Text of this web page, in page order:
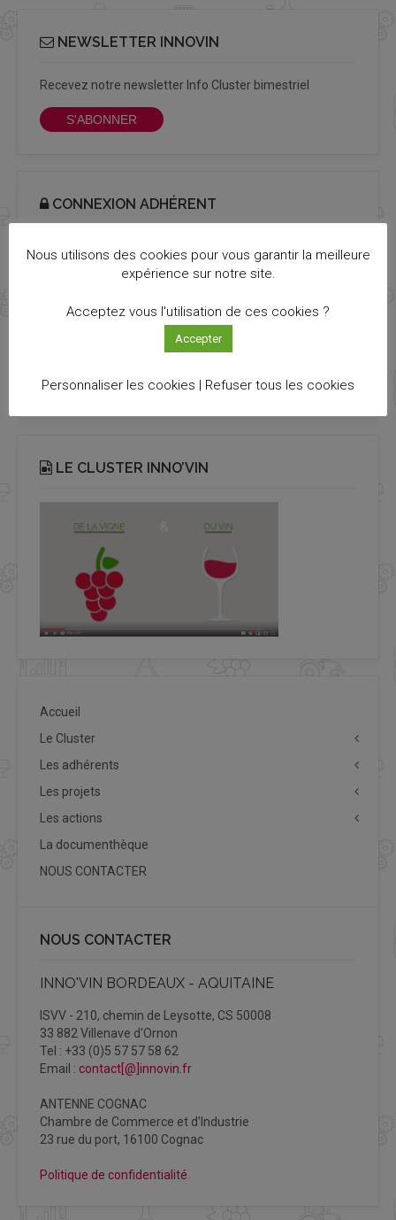
NEWSLETTER INNOVIN
Recevez notre newsletter Info Cluster bimestriel
S'ABONNER
CONNEXION ADHÉRENT
Password out
LE CLUSTER INNO’VIN
Accueil
Le Cluster
Les adhérents
Les projets
Les actions
La documenthèque
NOUS CONTACTER
NOUS CONTACTER
INNO'VIN BORDEAUX - AQUITAINE
ISVV - 210, chemin de Leysotte, CS 50008
33 882 Villenave d'Ornon
Tel : +33 (0)5 57 57 58 62
Email : contact[@]innovin.fr
ANTENNE COGNAC
Chambre de Commerce et d'Industrie
23 rue du port, 16100 Cognac
Politique de confidentialité
Nous utilisons des cookies pour vous garantir la meilleure
expérience sur notre site.
Acceptez vous l'utilisation de ces cookies ?
Accepter
Personnaliser les cookies | Refuser tous les cookies